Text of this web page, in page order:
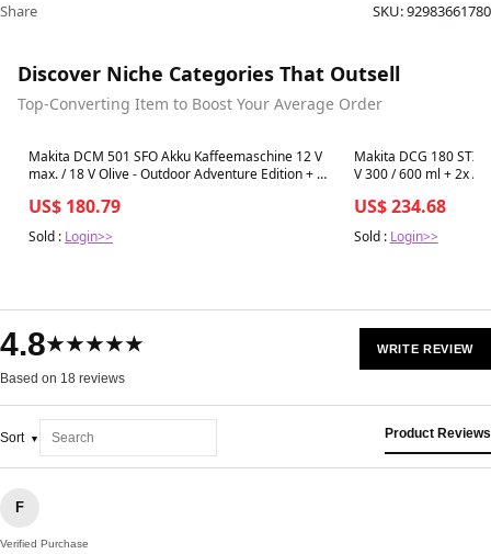
Share SKU:92983661780
Discover Niche Categories That Outsell
Top-Converting Item to Boost Your Average Order
Best in 7 days
Makita DCM 501 SFO Akku Kaffeemaschine 12 V
max. / 18 V Olive - Outdoor Adventure Edition + 1x
US$ 180.79
Sold : Login>>
Best in 7 days
Makita DCG 180
V 300 / 600 ml + 2x
US$ 234.68
Sold : Login>>
4.8★★★★★
Based on 18 reviews
WRITE REVIEW
Sort Product Reviews
F
Verified Purchase